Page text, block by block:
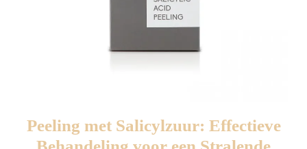
Peeling met Salicylzuur: Effectieve